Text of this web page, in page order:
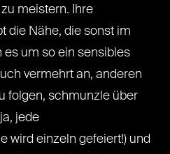
meistern. Ihre
die Nähe, die sonst im
es um so ein sensibles
vermehrt an, anderen
folgen, schmunzle über
jede
wird einzeln gefeiert!) und